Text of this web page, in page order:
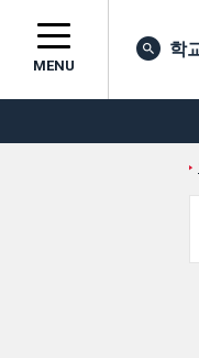
MENU
학